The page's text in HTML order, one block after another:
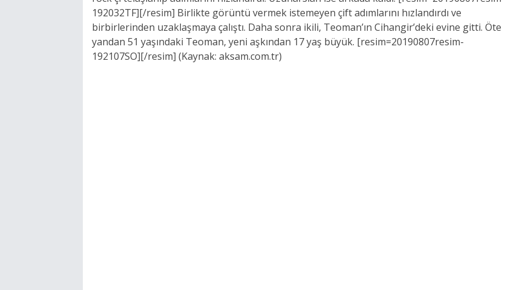
192032TF][/resim] Birlikte görüntü vermek istemeyen çift adımlarını hızlandırdı ve
birbirlerinden uzaklaşmaya çalıştı. Daha sonra ikili, Teoman’ın Cihangir’deki evine gitti. Öte
yandan 51 yaşındaki Teoman, yeni aşkından 17 yaş büyük. [resim=20190807resim-
192107SO][/resim] (Kaynak: aksam.com.tr)